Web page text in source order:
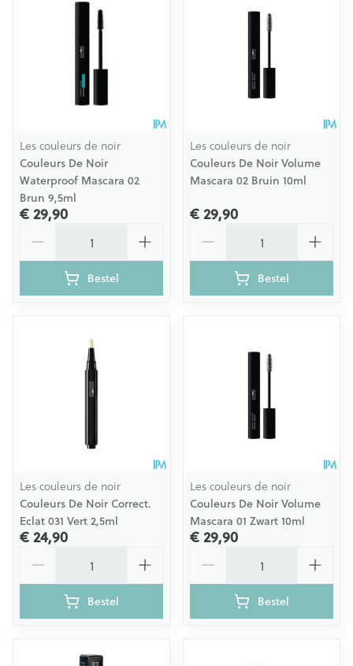
Les couleurs de noir
Couleurs De Noir
Waterproof Mascara 02
Brun 9,5ml
€ 29,90
Bestel
Les couleurs de noir
Couleurs De Noir Volume
Mascara 02 Bruin 10ml
€ 29,90
Bestel
Les couleurs de noir
Couleurs De Noir Correct.
Eclat 031 Vert 2,5ml
€ 24,90
Bestel
Les couleurs de noir
Couleurs De Noir Volume
Mascara 01 Zwart 10ml
€ 29,90
Bestel